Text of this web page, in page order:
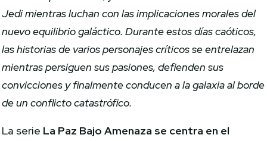
Jedi mientras luchan con las implicaciones morales del
nuevo equilibrio galáctico. Durante estos días caóticos,
las historias de varios personajes críticos se entrelazan
mientras persiguen sus pasiones, defienden sus
convicciones y finalmente conducen a la galaxia al borde
de un conflicto catastrófico.
La serie La Paz Bajo Amenaza se centra en el